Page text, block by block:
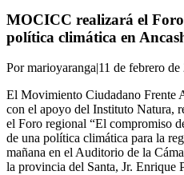
MOCICC realizará el
política climática en
Por marioyaranga|11 de febrero de
El Movimiento Ciudadano
con el apoyo del Instituto Natura,
el Foro regional “El compromiso
de una política climática para la
mañana en el Auditorio de la
la provincia del Santa, Jr. Enrique